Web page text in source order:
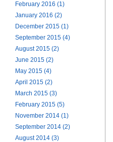
February 2016 (1)
January 2016 (2)
December 2015 (1)
September 2015 (4)
August 2015 (2)
June 2015 (2)
May 2015 (4)
April 2015 (2)
March 2015 (3)
February 2015 (5)
November 2014 (1)
September 2014 (2)
August 2014 (3)